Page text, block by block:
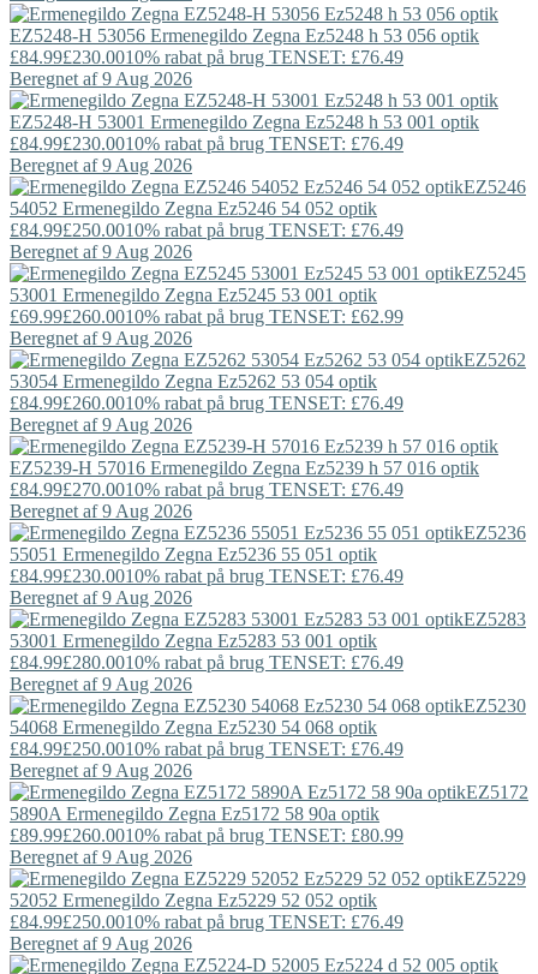
EZ5248-H 53056 Ermenegildo Zegna Ez5248 h 53 056 optik
£84.99£230.0010% rabat på brug TENSET: £76.49
Beregnet af 9 Aug 2026
EZ5248-H 53001 Ermenegildo Zegna Ez5248 h 53 001 optik
£84.99£230.0010% rabat på brug TENSET: £76.49
Beregnet af 9 Aug 2026
EZ5246
54052 Ermenegildo Zegna Ez5246 54 052 optik
£84.99£250.0010% rabat på brug TENSET: £76.49
Beregnet af 9 Aug 2026
EZ5245
53001 Ermenegildo Zegna Ez5245 53 001 optik
£69.99£260.0010% rabat på brug TENSET: £62.99
Beregnet af 9 Aug 2026
EZ5262
53054 Ermenegildo Zegna Ez5262 53 054 optik
£84.99£260.0010% rabat på brug TENSET: £76.49
Beregnet af 9 Aug 2026
EZ5239-H 57016 Ermenegildo Zegna Ez5239 h 57 016 optik
£84.99£270.0010% rabat på brug TENSET: £76.49
Beregnet af 9 Aug 2026
EZ5236
55051 Ermenegildo Zegna Ez5236 55 051 optik
£84.99£230.0010% rabat på brug TENSET: £76.49
Beregnet af 9 Aug 2026
EZ5283
53001 Ermenegildo Zegna Ez5283 53 001 optik
£84.99£280.0010% rabat på brug TENSET: £76.49
Beregnet af 9 Aug 2026
EZ5230
54068 Ermenegildo Zegna Ez5230 54 068 optik
£84.99£250.0010% rabat på brug TENSET: £76.49
Beregnet af 9 Aug 2026
EZ5172
5890A Ermenegildo Zegna Ez5172 58 90a optik
£89.99£260.0010% rabat på brug TENSET: £80.99
Beregnet af 9 Aug 2026
EZ5229
52052 Ermenegildo Zegna Ez5229 52 052 optik
£84.99£250.0010% rabat på brug TENSET: £76.49
Beregnet af 9 Aug 2026